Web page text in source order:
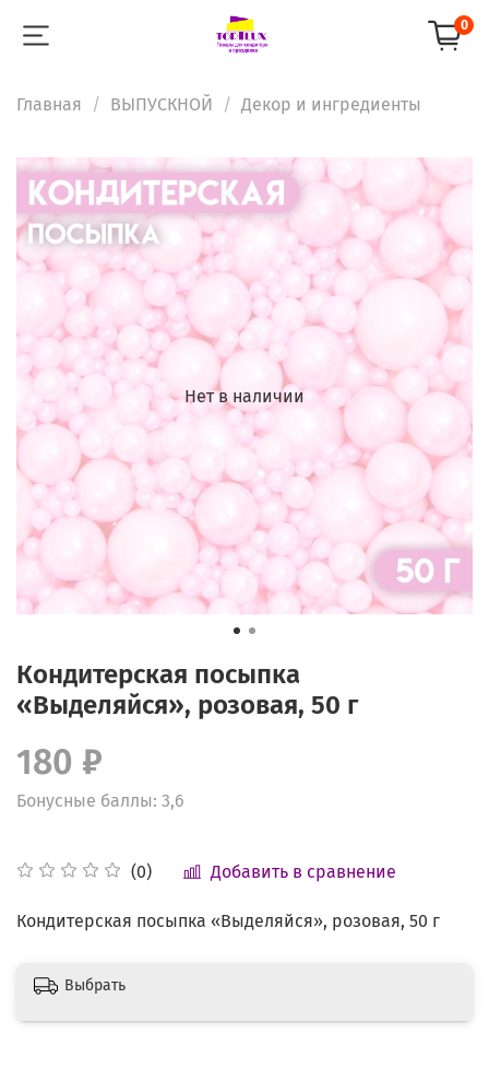
0
Главная ВЫПУСКНОЙ Декор и ингредиенты
Нет в наличии
Кондитерская посыпка
«Выделяйся», розовая, 50 г
(0) Добавить в сравнение
180 ₽
Бонусные баллы: 3,6
Кондитерская посыпка «Выделяйся», розовая, 50 г
Выбрать